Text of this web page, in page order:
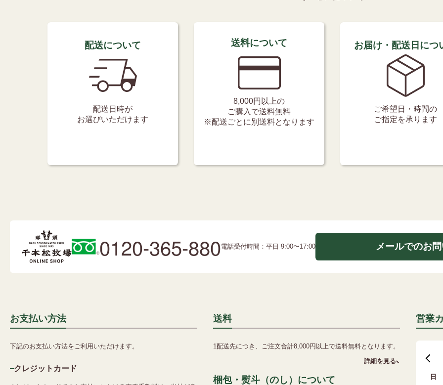
配送について
配送日時が
お選びいただけます
送料について
8,000円以上の
ご購入で送料無料
※配送ごとに別送料となります
お届け・配送日につ
ご希望日・時間の
ご指定を承ります
0120-365-880電話受付時間：平日 9:00〜17:00 メールでのお
お支払い方法
下記のお支払い方法をご利用いただけます。
クレジットカード
送料
1配送先につき、ご注文合計8,000円以上で送料無料となります。
詳細を見る
梱包・熨斗（のし）について
営業
日